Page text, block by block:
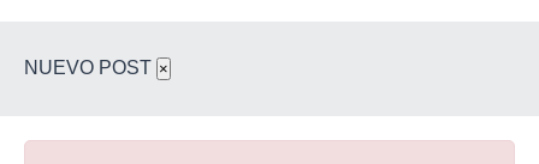
NUEVO POST ×